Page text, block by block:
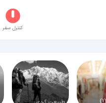
کنترل سفر
(1)